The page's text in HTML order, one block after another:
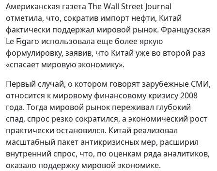
Американская газета The Wall Street Journal
отметила, что, сократив импорт нефти, Китай
фактически поддержал мировой рынок. Французская
Le Figaro использовала еще более яркую
формулировку, заявив, что Китай уже во второй раз
«спасает мировую экономику».
Первый случай, о котором говорят зарубежные СМИ,
относится к мировому финансовому кризису 2008
года. Тогда мировой рынок переживал глубокий
спад, спрос резко сократился, а экономический рост
практически остановился. Китай реализовал
масштабный пакет антикризисных мер, расширил
внутренний спрос, что, по оценкам ряда аналитиков,
оказало поддержку мировой экономике.